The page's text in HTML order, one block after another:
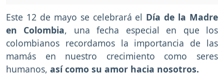
Este 12 de mayo se celebrará el Día de la Madre
en Colombia, una fecha especial en que los
colombianos recordamos la importancia de las
mamás en nuestro crecimiento como seres
humanos, así como su amor hacia nosotros.